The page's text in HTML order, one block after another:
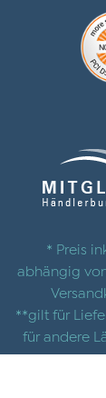
* Preis
abhängig
**gilt für
für andere